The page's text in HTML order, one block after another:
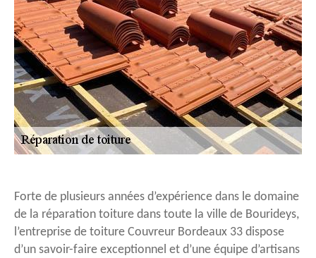
Forte de plusieurs années d’expérience dans le domaine
de la réparation toiture dans toute la ville de Bourideys,
l’entreprise de toiture Couvreur Bordeaux 33 dispose
d’un savoir-faire exceptionnel et d’une équipe d’artisans